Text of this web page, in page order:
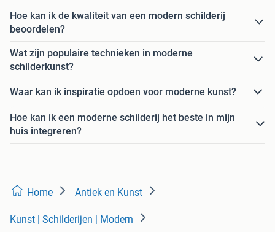
Hoe kan ik de kwaliteit van een modern schilderij
beoordelen?
Wat zijn populaire technieken in moderne
schilderkunst?
Waar kan ik inspiratie opdoen voor moderne kunst?
Hoe kan ik een moderne schilderij het beste in mijn
huis integreren?
Home Antiek en Kunst
Kunst | Schilderijen | Modern